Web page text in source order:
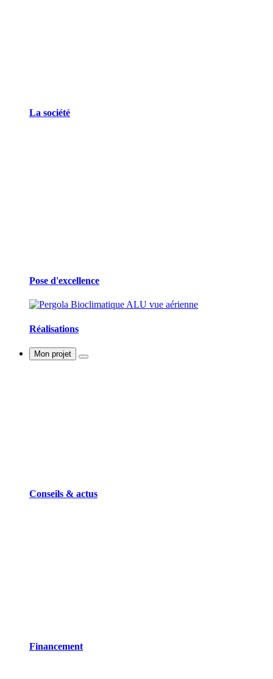
La société
Pose d'excellence
Réalisations
Mon projet
Conseils & actus
Financement